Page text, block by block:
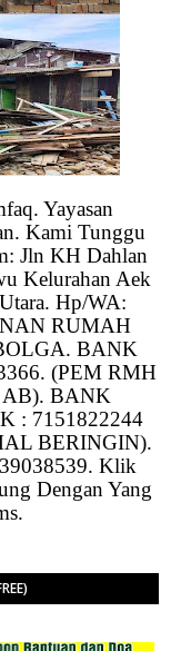
Yayasan
Kami Tunggu
Jln KH Dahlan
Kelurahan Aek
Hp/WA:
RUMAH
BANK
(PEM RMH
BANK
: 7151822244
BERINGIN).
Klik
Dengan Yang